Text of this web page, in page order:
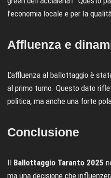
l’economia locale e per la
Affluenza e
L’affluenza al ballottaggio è
al primo turno. Questo dato
politica, ma anche una forte
Conclusione
Il Ballottaggio Taranto 2025
ma una decisione che